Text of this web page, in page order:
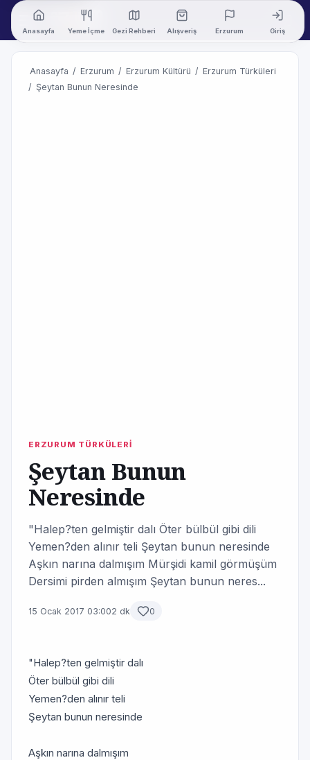
Anasayfa Yeme İçme Gezi Rehberi Alışveriş Erzurum Giriş
Anasayfa / Erzurum / Erzurum Kültürü / Erzurum Türküleri
/ Şeytan Bunun Neresinde
ERZURUM TÜRKÜLERİ
Şeytan Bunun
Neresinde
"Halep?ten gelmiştir dalı Öter bülbül gibi dili
Yemen?den alınır teli Şeytan bunun neresinde
Aşkın narına dalmışım Mürşidi kamil görmüşüm
Dersimi pirden almışım Şeytan bunun neres...
15 Ocak 2017 03:002 dk 0
"Halep?ten gelmiştir dalı
Öter bülbül gibi dili
Yemen?den alınır teli
Şeytan bunun neresinde
Aşkın narına dalmışım